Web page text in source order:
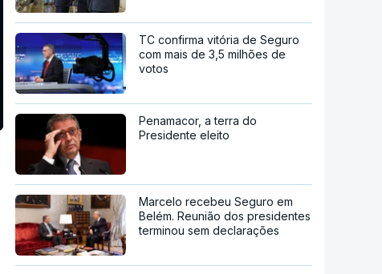
TC confirma vitória de Seguro
com mais de 3,5 milhões de
votos
Penamacor, a terra do
Presidente eleito
Marcelo recebeu Seguro em
Belém. Reunião dos presidentes
terminou sem declarações